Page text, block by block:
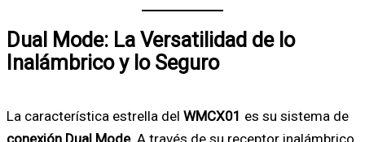
Dual Mode: La Versatilidad de lo
Inalámbrico y lo Seguro
La característica estrella del WMCX01 es su sistema de
conexión Dual Mode. A través de su receptor inalámbrico